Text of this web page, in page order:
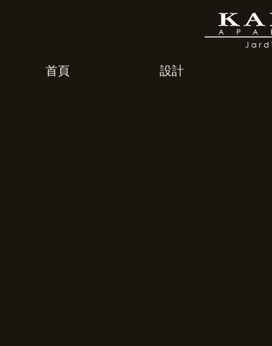
首頁 設計